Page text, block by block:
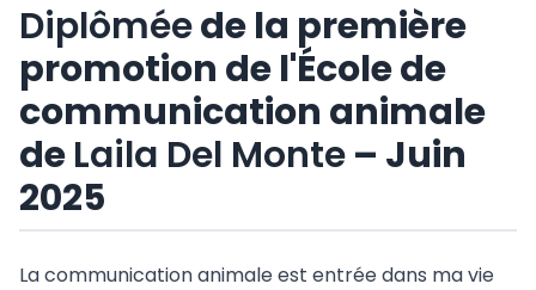
Diplôméede la première
promotion de l'École de
communication animale
deLaila Del Monte– Juin
2025
La communication animale est entrée dans ma vie